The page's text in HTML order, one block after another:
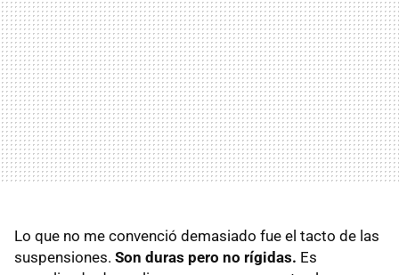
Lo que no me convenció demasiado fue el tacto de las
suspensiones. Son duras pero no rígidas. Es